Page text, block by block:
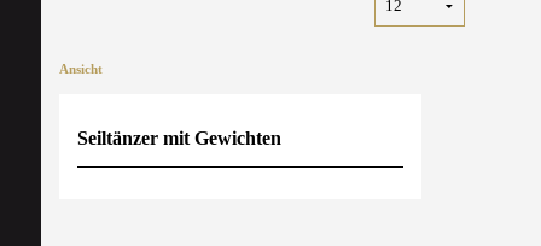
Ansicht
Seiltänzer mit Gewichten